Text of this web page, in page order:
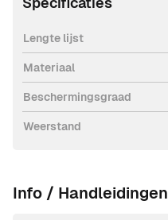
Lengte lijst
Materiaal
Beschermingsgraad
Weerstand
Info / Handleidingen